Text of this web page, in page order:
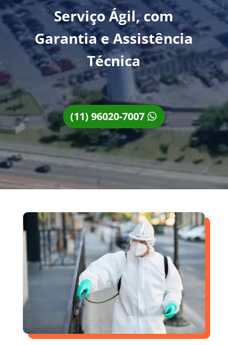
Serviço Ágil, com
Garantia e Assistência
Técnica
(11) 96020-7007